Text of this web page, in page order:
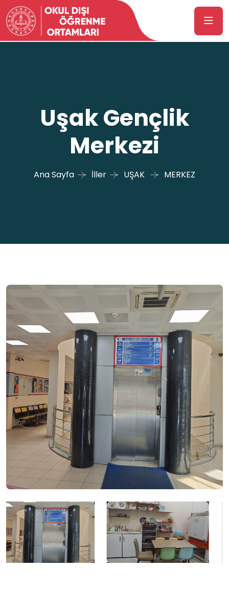
Uşak Gençlik
Merkezi
Ana Sayfa İller UŞAK MERKEZ